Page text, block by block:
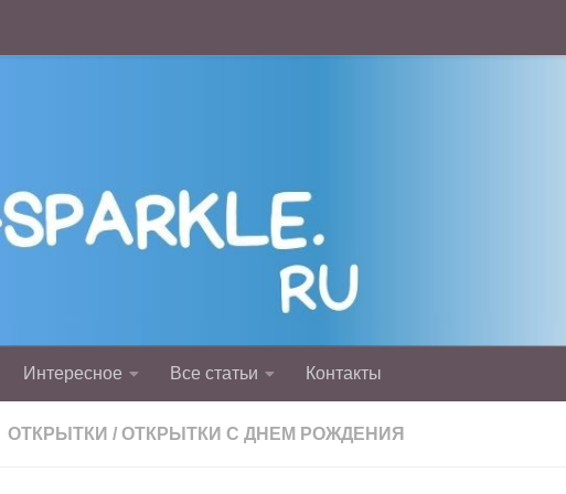
Интересное Все статьи Контакты
ОТКРЫТКИ / ОТКРЫТКИ С ДНЕМ РОЖДЕНИЯ